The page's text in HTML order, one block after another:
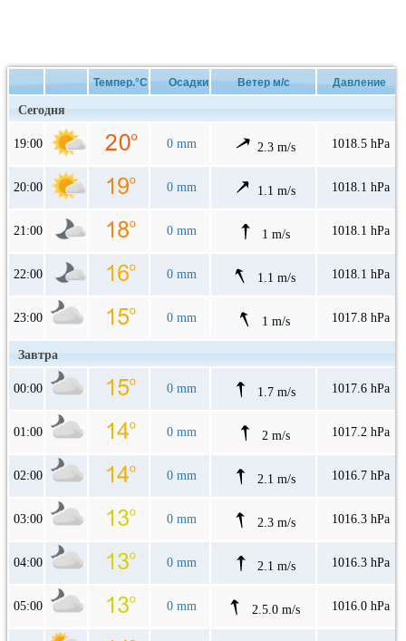
Темпер.°C Осадки Ветер м/с Давление
Сегодня
19:00 0 mm 2.3 m/s 1018.5 hPa
20:00 0 mm 1.1 m/s 1018.1 hPa
21:00 0 mm 1 m/s 1018.1 hPa
22:00 0 mm 1.1 m/s 1018.1 hPa
23:00 0 mm 1 m/s 1017.8 hPa
Завтра
00:00 0 mm 1.7 m/s 1017.6 hPa
01:00 0 mm 2 m/s 1017.2 hPa
02:00 0 mm 2.1 m/s 1016.7 hPa
03:00 0 mm 2.3 m/s 1016.3 hPa
04:00 0 mm 2.1 m/s 1016.3 hPa
05:00 0 mm 2.5.0 m/s 1016.0 hPa